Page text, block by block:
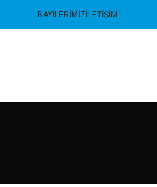
BAYILERIMIZİLETIŞIM